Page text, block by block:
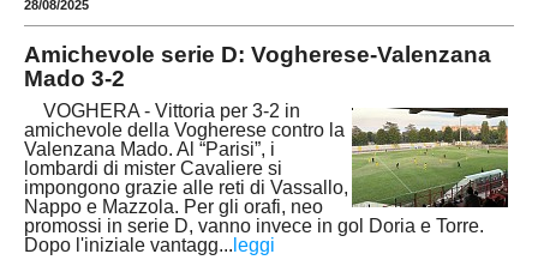
28/08/2025
Amichevole serie D: Vogherese-Valenzana
Mado 3-2
VOGHERA - Vittoria per 3-2 in
amichevole della Vogherese contro la
Valenzana Mado. Al “Parisi”, i
lombardi di mister Cavaliere si
impongono grazie alle reti di Vassallo,
Nappo e Mazzola. Per gli orafi, neo
promossi in serie D, vanno invece in gol Doria e Torre.
Dopo l'iniziale vantagg... leggi